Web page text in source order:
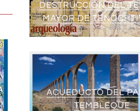
DESTRUCCIÓN DEL
MAYOR DE
ACUEDUCTO DEL
TEMBLEQUE